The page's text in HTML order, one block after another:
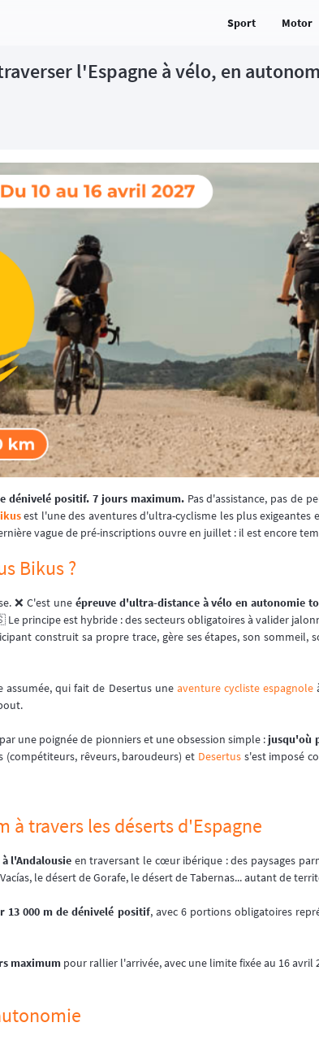
Sport Motor
l'Espagne à vélo, en
dénivelé positif. 7 jours maximum.Pas d'assistance, pas de
est l'une des aventures d'ultra-cyclisme les plus exigeantes
vague de pré-inscriptions ouvre en juillet : il est encore
Bikus ?
❌ C'est une épreuve d'ultra-distance à vélo en autonomie
principe est hybride : des secteurs obligatoires à valider
construit sa propre trace, gère ses étapes, son sommeil,
qui fait de Desertus une aventure cycliste espagnole
une poignée de pionniers et une obsession simple :jusqu'où
(compétiteurs, rêveurs, baroudeurs) et Desertuss'est imposé
à travers les déserts d'Espagne
l'Andalousie en traversant le cœur ibérique : des paysages
le désert de Gorafe, le désert de Tabernas... autant de
13 000 m de dénivelé positif, avec 6 portions obligatoires
maximum pour rallier l'arrivée, avec une limite fixée au 16 avril